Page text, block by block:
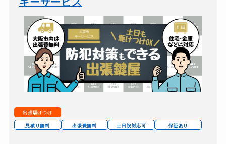
バイクカギ開け 別途お見積り
バイクカギ作成 別途お見積り
スーツケースカギ開け 5,500円～(税込)
スーツケースカギ作成 5,500円～(税込)
金庫カギ開け 12,000円～(税抜)
金庫カギ交換 別途お見積り
出張駆けつけ
見積り無料 出張費無料 土日祝対応可 保証あり